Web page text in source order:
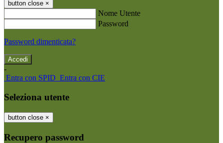
button close ×
Nome Utente
Password
Password dimenticata?
-
Entra con SPID Entra con CIE
Seleziona utente
button close ×
Recupero password